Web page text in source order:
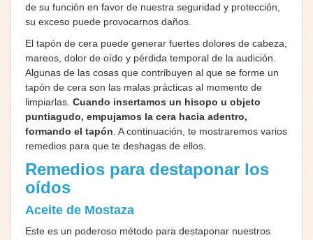
de su función en favor de nuestra seguridad y protección,
su exceso puede provocarnos daños.
El tapón de cera puede generar fuertes dolores de cabeza,
mareos, dolor de oído y pérdida temporal de la audición.
Algunas de las cosas que contribuyen al que se forme un
tapón de cera son las malas prácticas al momento de
limpiarlas. Cuando insertamos un hisopo u objeto
puntiagudo, empujamos la cera hacia adentro,
formando el tapón . A continuación, te mostraremos varios
remedios para que te deshagas de ellos.
Remedios para destaponar los
oídos
Aceite de Mostaza
Este es un poderoso método para destaponar nuestros